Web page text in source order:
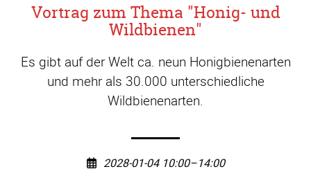
Vortrag zum Thema "Honig- und
Wildbienen"
Es gibt auf der Welt ca. neun Honigbienenarten
und mehr als 30.000 unterschiedliche
Wildbienenarten.
2028-01-04 10:00–14:00